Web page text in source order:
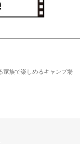
家族で楽しめるキャンプ場